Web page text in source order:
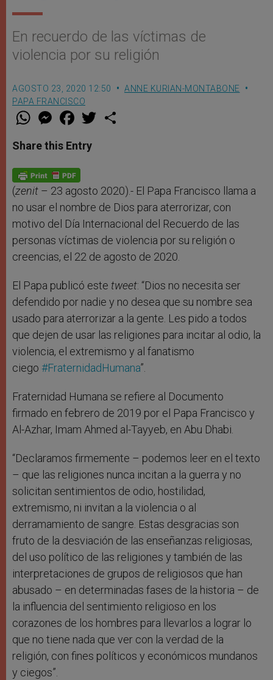
En recuerdo de las víctimas de
violencia por su religión
AGOSTO 23, 2020 12:50
ANNE KURIAN-MONTABONE
PAPA FRANCISCO
W
t
s
p
p
M
e
s
e
g
e
r
F
a
e
b
o
k
w
Share this Entry
(zenit – 23 agosto 2020).- El Papa Francisco llama a
no usar el nombre de Dios para aterrorizar, con
motivo del Día Internacional del Recuerdo de las
personas víctimas de violencia por su religión o
creencias, el 22 de agosto de 2020.
El Papa publicó este tweet: “Dios no necesita ser
defendido por nadie y no desea que su nombre sea
usado para aterrorizar a la gente. Les pido a todos
que dejen de usar las religiones para incitar al odio, la
violencia, el extremismo y al fanatismo
ciego #FraternidadHumana”.
Fraternidad Humana se refiere al Documento
firmado en febrero de 2019 por el Papa Francisco y
Al-Azhar, Imam Ahmed al-Tayyeb, en Abu Dhabi.
“Declaramos firmemente – podemos leer en el texto
– que las religiones nunca incitan a la guerra y no
solicitan sentimientos de odio, hostilidad,
extremismo, ni invitan a la violencia o al
derramamiento de sangre. Estas desgracias son
fruto de la desviación de las enseñanzas religiosas,
del uso político de las religiones y también de las
interpretaciones de grupos de religiosos que han
abusado – en determinadas fases de la historia – de
la influencia del sentimiento religioso en los
corazones de los hombres para llevarlos a lograr lo
que no tiene nada que ver con la verdad de la
religión, con fines políticos y económicos mundanos
y ciegos”.